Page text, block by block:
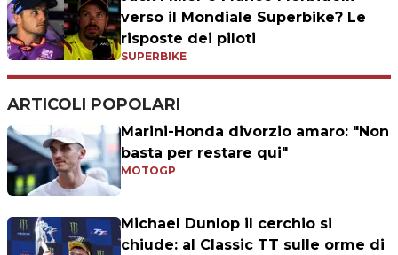
verso il Mondiale Superbike? Le
risposte dei piloti
SUPERBIKE
ARTICOLI POPOLARI
Marini-Honda divorzio amaro: "Non
basta per restare qui"
MOTOGP
Michael Dunlop il cerchio si
chiude: al Classic TT sulle orme di